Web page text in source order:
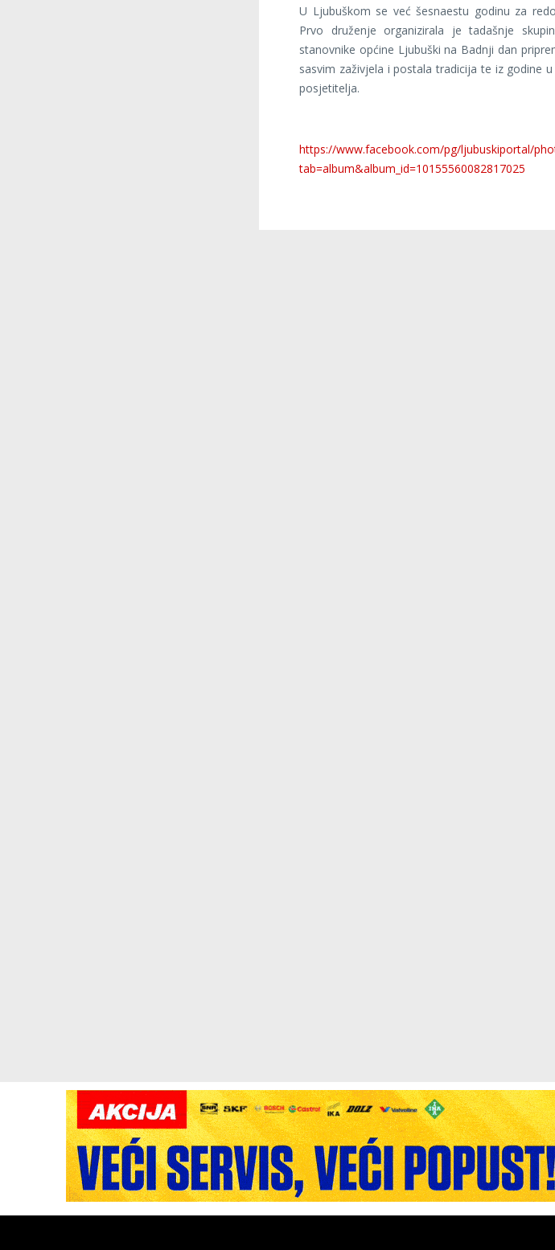
U Ljubuškom se već šesnaestu godinu za
Prvo druženje organizirala je tadašnje
stanovnike općine Ljubuški na Badnji dan
sasvim zaživjela i postala tradicija te iz godine
posjetitelja.
https://www.facebook.com/pg/ljubuskiportal/
tab=album&album_id=10155560082817025